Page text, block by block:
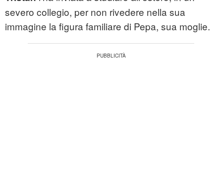
severo collegio, per non rivedere nella sua
immagine la figura familiare di Pepa, sua moglie.